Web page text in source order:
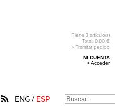
Tiene 0 artículo(s)
Total: 0.00 €
> Tramitar pedido
MI CUENTA
> Acceder
ENG / ESP